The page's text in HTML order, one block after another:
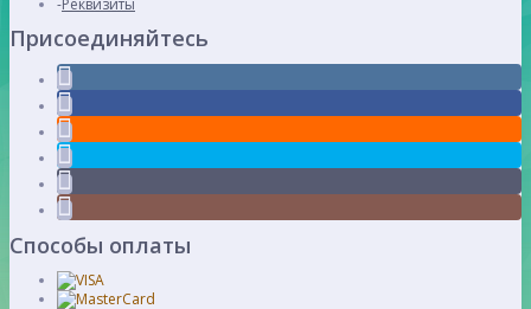
Реквизиты
Присоединяйтесь
Способы оплаты